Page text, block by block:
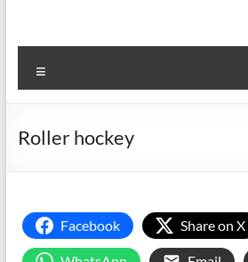
Roller hockey
Facebook Share on X